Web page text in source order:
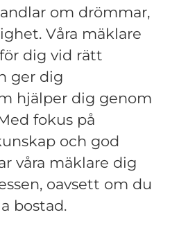
om drömmar,
Våra mäklare
dig vid rätt
ger dig
hjälper dig genom
fokus på
och god
våra mäklare dig
oavsett om du
bostad.